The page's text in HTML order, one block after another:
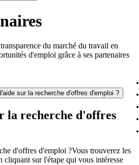
du marché du travail en
d'emploi grâce à ses partenaires
sur la recherche d'offres d'emploi ?
la recherche d'offres
d'offres d'emploi ?Vous trouverez les
cliquant sur l'étape qui vous intéresse